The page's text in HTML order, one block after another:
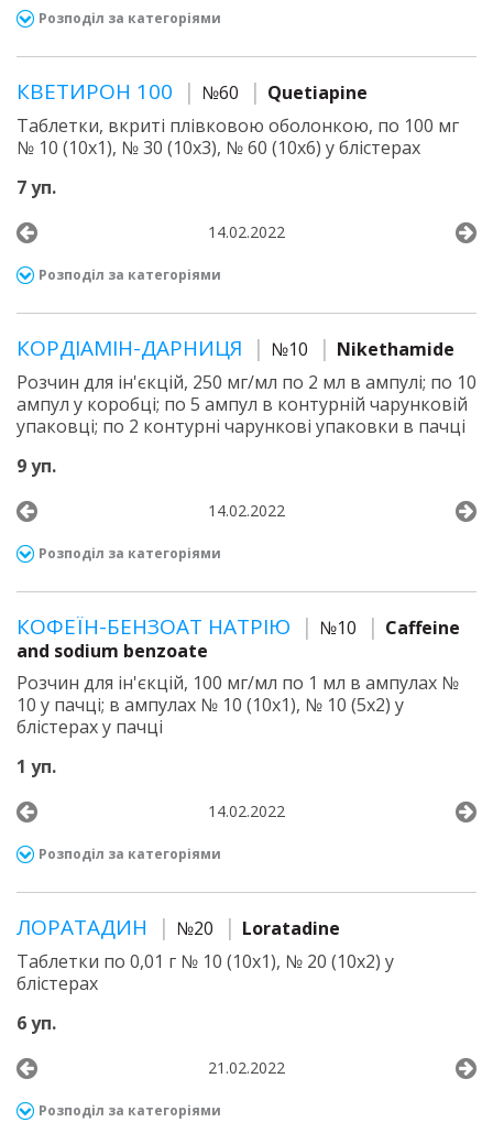
Розподіл за категоріями
КВЕТИРОН 100 №60
Quetiapine
Таблетки, вкриті плівковою оболонкою, по 100 мг
№ 10 (10х1), № 30 (10х3), № 60 (10х6) у блістерах
7 уп.
14.02.2022
Розподіл за категоріями
КОРДІАМІН-ДАРНИЦЯ №10
Nikethamide
Розчин для ін'єкцій, 250 мг/мл по 2 мл в ампулі; по 10
ампул у коробці; по 5 ампул в контурній чарунковій
упаковці; по 2 контурні чарункові упаковки в пачці
9 уп.
14.02.2022
Розподіл за категоріями
КОФЕЇН-БЕНЗОАТ НАТРІЮ №10
Caffeine
and sodium benzoate
Розчин для ін'єкцій, 100 мг/мл по 1 мл в ампулах №
10 у пачці; в ампулах № 10 (10х1), № 10 (5х2) у
блістерах у пачці
1 уп.
14.02.2022
Розподіл за категоріями
ЛОРАТАДИН №20
Loratadine
Таблетки по 0,01 г № 10 (10х1), № 20 (10х2) у
блістерах
6 уп.
21.02.2022
Розподіл за категоріями